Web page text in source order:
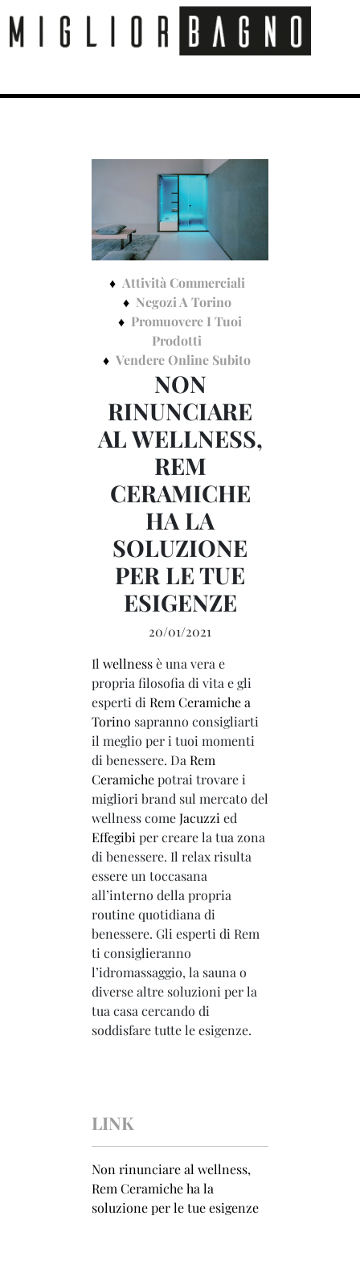
Attività Commerciali
Negozi A Torino
Promuovere I Tuoi
Prodotti
Vendere Online Subito
NON
RINUNCIARE
AL WELLNESS,
REM
CERAMICHE
HA LA
SOLUZIONE
PER LE TUE
ESIGENZE
20/01/2021
Il wellnessè una vera e
propria filosofia di vita e gli
esperti di Rem Ceramiche a
Torino sapranno consigliarti
il meglio per i tuoi momenti
di benessere. Da Rem
Ceramichepotrai trovare i
migliori brand sul mercato del
wellness comeJacuzzi ed
Effegibi per creare la tua zona
di benessere. Il relax risulta
essere un toccasana
all’interno della propria
routine quotidiana di
benessere. Gli esperti di Rem
ti consiglieranno
l’idromassaggio, la sauna o
diverse altre soluzioni per la
tua casa cercando di
soddisfare tutte le esigenze.
LINK
Non rinunciare al wellness,
Rem Ceramiche ha la
soluzione per le tue esigenze